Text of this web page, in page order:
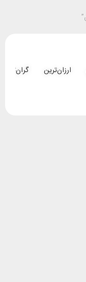
ارزان‌ترین گران‌ترین